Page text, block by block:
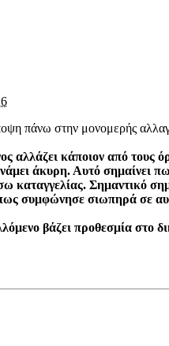
πάνω στην μονομερής
αλλάζει κάποιον από τους
άκυρη. Αυτό σημαίνει
καταγγελίας. Σημαντικό
συμφώνησε σιωπηρά σε
βάζει προθεσμία στο